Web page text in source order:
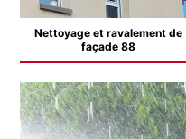
Nettoyage et ravalement de
façade 88